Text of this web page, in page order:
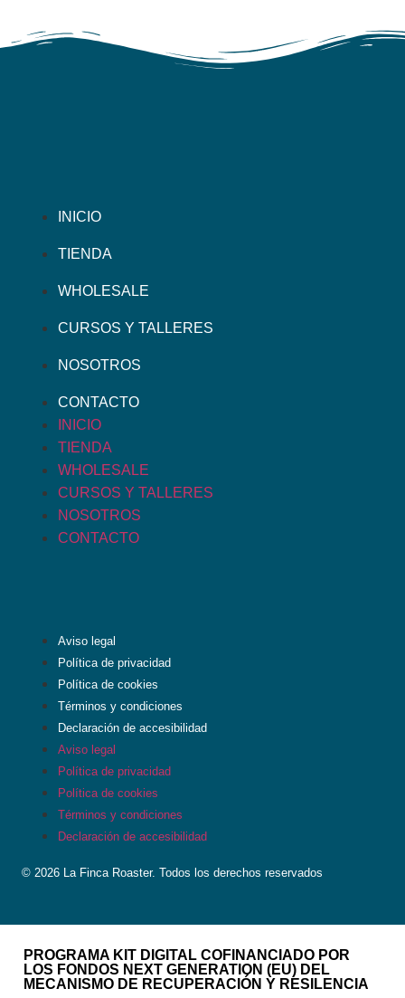
INICIO
TIENDA
WHOLESALE
CURSOS Y TALLERES
NOSOTROS
CONTACTO
INICIO
TIENDA
WHOLESALE
CURSOS Y TALLERES
NOSOTROS
CONTACTO
Aviso legal
Política de privacidad
Política de cookies
Términos y condiciones
Declaración de accesibilidad
Aviso legal
Política de privacidad
Política de cookies
Términos y condiciones
Declaración de accesibilidad
© 2026 La Finca Roaster. Todos los derechos reservados
PROGRAMA KIT DIGITAL COFINANCIADO POR
LOS FONDOS NEXT GENERATION (EU) DEL
MECANISMO DE RECUPERACIÓN Y RESILENCIA